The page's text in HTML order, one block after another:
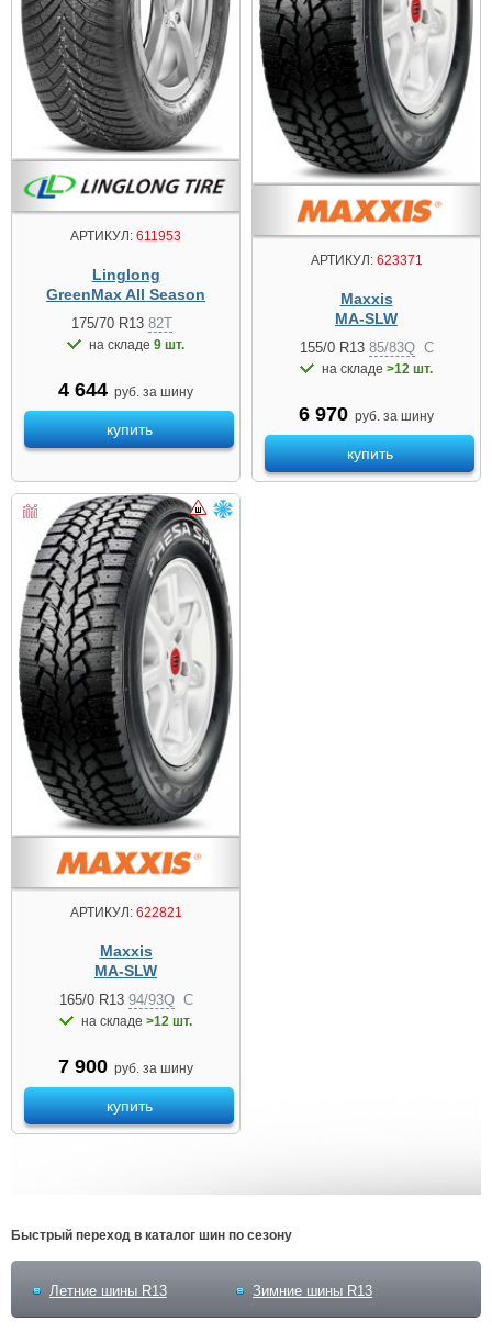
АРТИКУЛ: 611953
Linglong
GreenMax All Season
175/70 R13 82T
на складе 9 шт.
4 644 руб. за шину
купить
АРТИКУЛ:623371
Maxxis
MA-SLW
155/0 R13 85/83Q C
на складе >12 шт.
6 970 руб. за шину
купить
АРТИКУЛ:622821
Maxxis
MA-SLW
165/0 R13 94/93Q C
на складе >12 шт.
7 900 руб. за шину
купить
Быстрый переход в каталог шин по сезону
Летние шины R13 Зимние шины R13